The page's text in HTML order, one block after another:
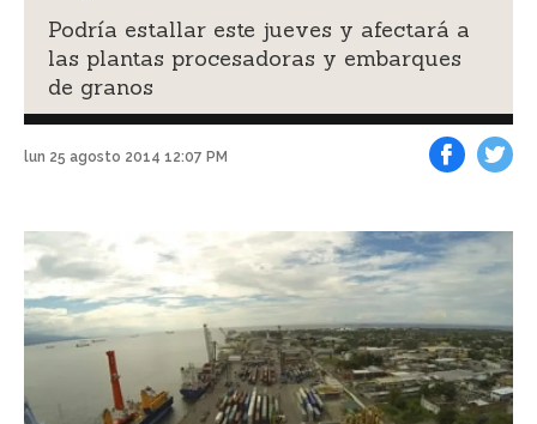
Podría estallar este jueves y afectará a
las plantas procesadoras y embarques
de granos
lun 25 agosto 2014 12:07 PM